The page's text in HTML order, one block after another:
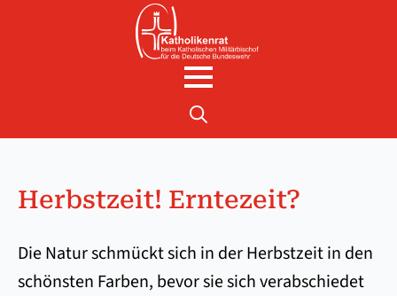
Herbstzeit! Erntezeit?
Die Natur schmückt sich in der Herbstzeit in den
schönsten Farben, bevor sie sich verabschiedet